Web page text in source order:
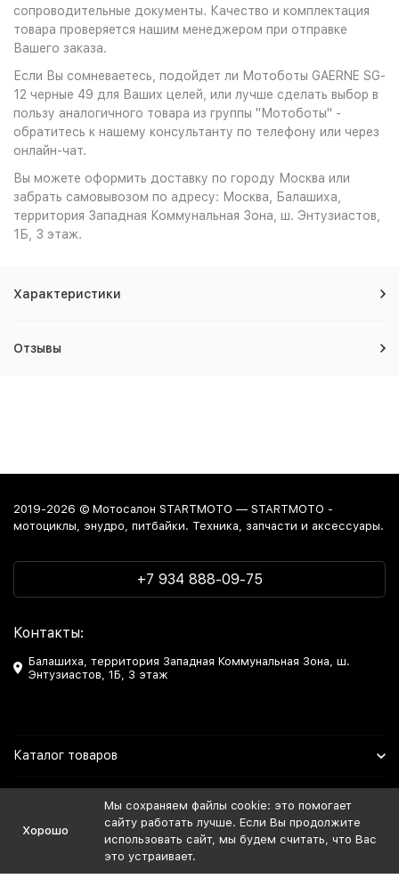
сопроводительные документы. Качество и комплектация
товара проверяется нашим менеджером при отправке
Вашего заказа.
Если Вы сомневаетесь, подойдет ли Мотоботы GAERNE SG-
12 черные 49 для Ваших целей, или лучше сделать выбор в
пользу аналогичного товара из группы "Мотоботы" -
обратитесь к нашему консультанту по телефону или через
онлайн-чат.
Вы можете оформить доставку по городу Москва или
забрать самовывозом по адресу: Москва, Балашиха,
территория Западная Коммунальная Зона, ш. Энтузиастов,
1Б, 3 этаж.
Характеристики
Отзывы
2019-2026 © Мотосалон STARTMOTO — STARTMOTO -
мотоциклы, энудро, питбайки. Техника, запчасти и аксессуары.
+7 934 888-09-75
Контакты:
Балашиха, территория Западная Коммунальная Зона, ш.
Энтузиастов, 1Б, 3 этаж
Каталог товаров
Мы в Соцсетях
Хорошо
Мы сохраняем файлы cookie: это помогает
сайту работать лучше. Если Вы продолжите
использовать сайт, мы будем считать, что Вас
это устраивает.